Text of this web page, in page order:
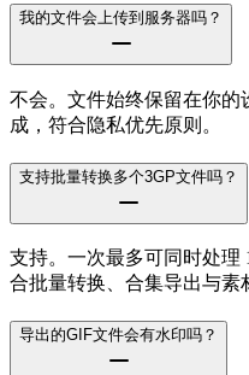
我的文件会上传到服务器吗？
不会。文件始终保留在你
成，符合隐私优先原则。
支持批量转换多个3GP文件吗？
支持。一次最多可同时处理
合批量转换、合集导出与素
导出的GIF文件会有水印吗？